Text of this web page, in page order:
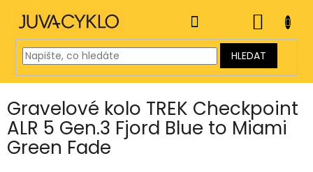
obsah
HLEDAT
KOŠÍK
Gravelové kolo TREK Checkpoint
ALR 5 Gen.3 Fjord Blue to Miami
Green Fade